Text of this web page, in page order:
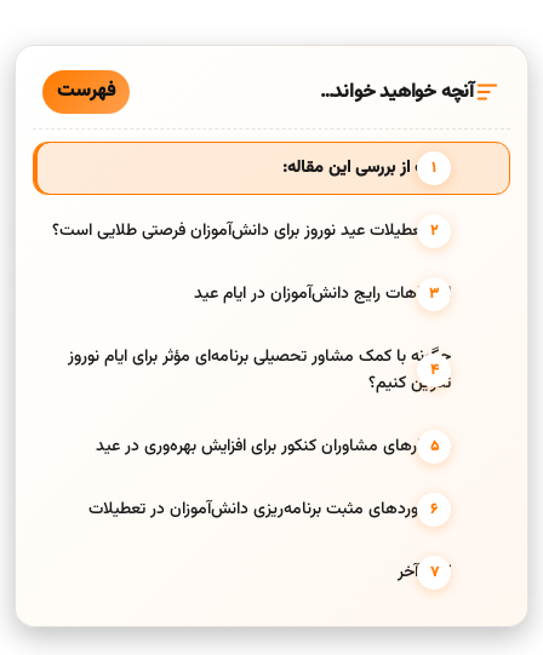
آنچه خواهید خواند… فهرست
هدف از بررسی این مقاله:
چرا تعطیلات عید نوروز برای دانش‌آموزان فرصتی طلایی است؟
اشتباهات رایج دانش‌آموزان در ایام عید
چگونه با کمک مشاور تحصیلی برنامه‌ای مؤثر برای ایام نوروز
تدوین کنیم؟
راهکارهای مشاوران کنکور برای افزایش بهره‌وری در عید
دستاوردهای مثبت برنامه‌ریزی دانش‌آموزان در تعطیلات
کلام آخر